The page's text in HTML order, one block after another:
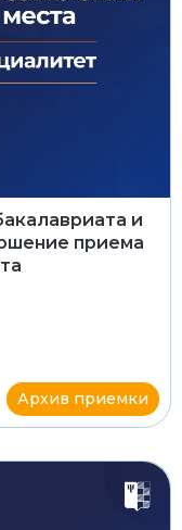
и
приема
Архив приемки